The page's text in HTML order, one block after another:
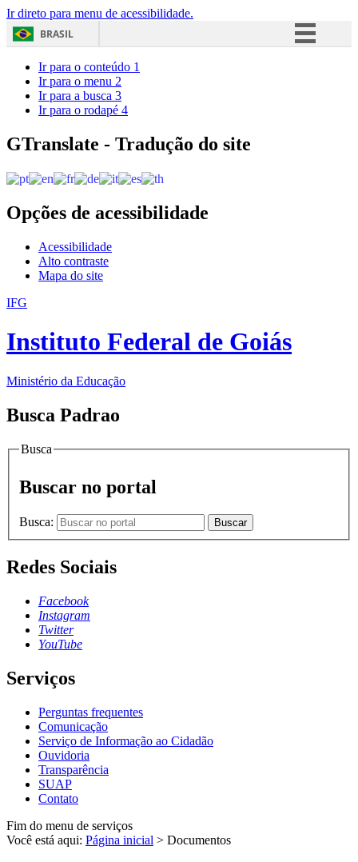
Ir direto para menu de acessibilidade.
BRASIL
Acesso à informação
Ir para o conteúdo 1
Ir para o menu 2
Ir para a busca 3
Ir para o rodapé 4
GTranslate - Tradução do site
Opções de acessibilidade
Acessibilidade
Alto contraste
Mapa do site
IFG
Instituto Federal de Goiás
Ministério da Educação
Busca Padrao
Busca
Buscar no portal
Busca: Buscar
Redes Sociais
Facebook
Instagram
Twitter
YouTube
Serviços
Perguntas frequentes
Comunicação
Serviço de Informação ao Cidadão
Ouvidoria
Transparência
SUAP
Contato
Fim do menu de serviços
Você está aqui: Página inicial > Documentos